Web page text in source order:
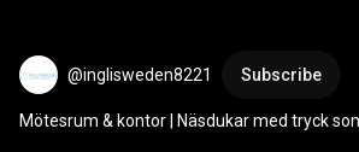
@inglisweden8221 Subscribe
Mötesrum & kontor | Näsdukar med tryck